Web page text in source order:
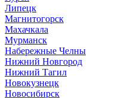
Липецк
Магнитогорск
Махачкала
Мурманск
Набережные Челны
Нижний Новгород
Нижний Тагил
Новокузнецк
Новосибирск